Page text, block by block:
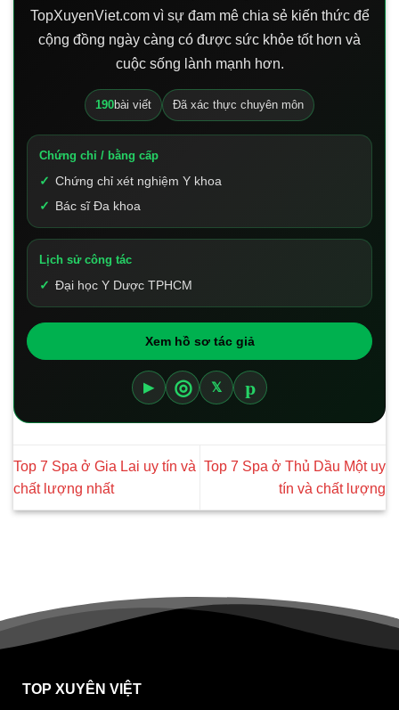
TopXuyenViet.com vì sự đam mê chia sẻ kiến thức để
cộng đồng ngày càng có được sức khỏe tốt hơn và
cuộc sống lành mạnh hơn.
190bài viết Đã xác thực chuyên môn
Chứng chỉ / bằng cấp
Chứng chỉ xét nghiệm Y khoa
Bác sĩ Đa khoa
Lịch sử công tác
Đại học Y Dược TPHCM
Xem hồ sơ tác giả
▶ ◎ 𝕏 p
Top 7 Spa ở Gia Lai uy tín và
chất lượng nhất
Top 7 Spa ở Thủ Dầu Một uy
tín và chất lượng
TOP XUYÊN VIỆT